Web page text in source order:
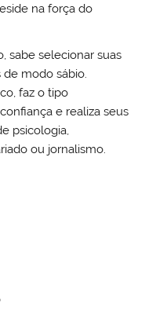
na força do
sabe selecionar suas
de modo sábio.
faz o tipo
e realiza seus
psicologia,
ou jornalismo.